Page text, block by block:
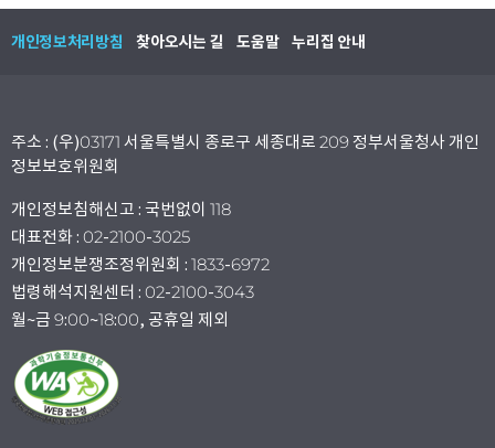
개인정보처리방침 찾아오시는 길 도움말 누리집 안내
주소 : (우)03171 서울특별시 종로구 세종대로 209 정부서울청사 개인
정보보호위원회
개인정보침해신고 : 국번없이 118
대표전화 : 02-2100-3025
개인정보분쟁조정위원회 : 1833-6972
법령해석지원센터 : 02-2100-3043
월~금 9:00~18:00, 공휴일 제외